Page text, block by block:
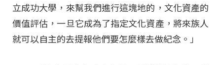
立成功大學，來幫我們進行這塊地的，文化資產的
價值評估，一旦它成為了指定文化資產，將來族人
就可以自主的去提報他們要怎麼樣去做紀念。」